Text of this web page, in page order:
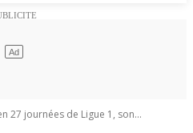
27 journées de Ligue 1, son...